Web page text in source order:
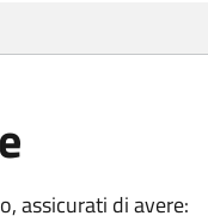
assicurati di avere: